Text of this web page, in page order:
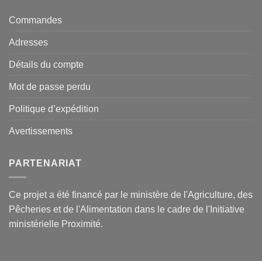
Commandes
Adresses
Détails du compte
Mot de passe perdu
Politique d’expédition
Avertissements
PARTENARIAT
Ce projet a été financé par le ministère de l'Agriculture, des
Pêcheries et de l'Alimentation dans le cadre de l'Initiative
ministérielle Proximité.